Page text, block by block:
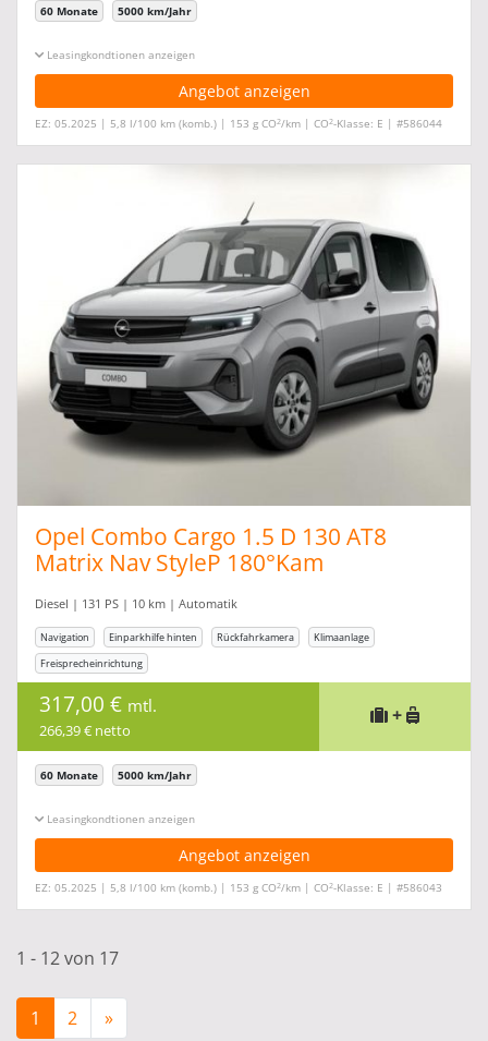
60 Monate 5000 km/Jahr
Leasingkonditionen ein-/ausblenden
Angebot anzeigen
EZ: 05.2025 | 5,8 l/100 km (komb.) | 153 g CO2/km | CO2-Klasse: E | #586044
Opel Combo Cargo 1.5 D 130 AT8
Matrix Nav StyleP 180°Kam
Diesel | 131 PS | 10 km | Automatik
Navigation Einparkhilfe hinten Rückfahrkamera
Klimaanlage
Freisprecheinrichtung
317,00 € mtl.
266,39 € netto
+
60 Monate 5000 km/Jahr
Leasingkonditionen ein-/ausblenden
Angebot anzeigen
EZ: 05.2025 | 5,8 l/100 km (komb.) | 153 g CO2/km | CO2-Klasse: E | #586043
1 - 12 von 17
1 2 »